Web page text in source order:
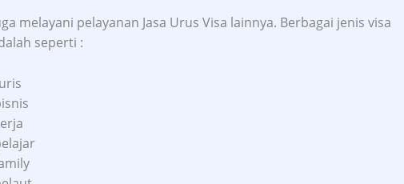
melayani pelayanan Jasa Urus Visa lainnya. Berbagai jenis visa
seperti :